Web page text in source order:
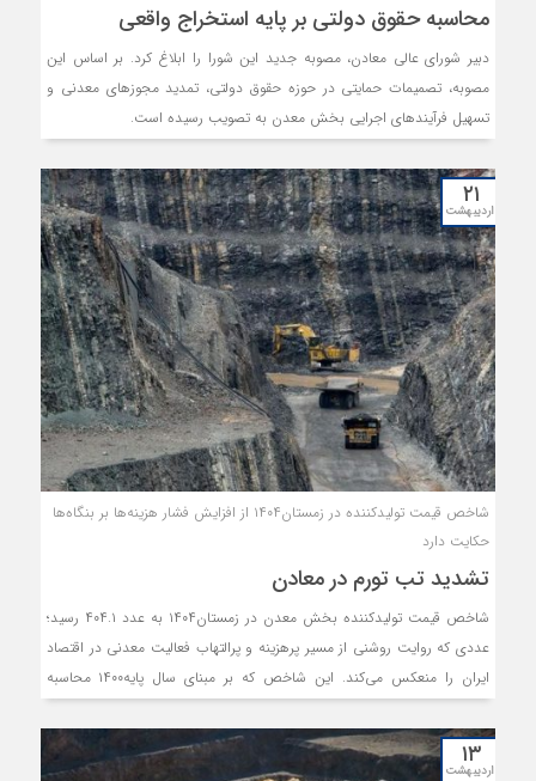
محاسبه حقوق دولتی بر پایه استخراج واقعی
دبیر شورای عالی معادن، مصوبه جدید این شورا را ابلاغ کرد. بر اساس این
مصوبه، تصمیمات حمایتی در حوزه حقوق دولتی، تمدید مجوز‌های معدنی و
تسهیل فرآیند‌های اجرایی بخش معدن به تصویب رسیده است.
۲۱
اردیبهشت
شاخص قیمت تولیدکننده در زمستان۱۴۰۴ از افزایش فشار هزینه‌ها بر بنگاه‌ها
حکایت دارد
تشدید تب تورم در معادن
شاخص قیمت تولیدکننده بخش معدن در زمستان۱۴۰۴ به عدد ۴۰۴.۱ رسید؛
عددی که روایت روشنی از مسیر پرهزینه و پرالتهاب فعالیت معدنی در اقتصاد
ایران را منعکس می‌کند. این شاخص که بر مبنای سال پایه۱۴۰۰ محاسبه
می‌شود، نشان می‌دهد قیمت‌هایی که معدن‌کاران برای محصولات خود
دریافت می‌کنند، طی چهار سال گذشته بیش از چهاربرابر شده است؛ افزایشی
که نه‌تنها آینه‌ای از عمق تورم در اقتصاد ایران است، بلکه از تغییرات ساختاری
۱۳
اردیبهشت